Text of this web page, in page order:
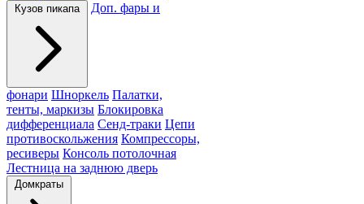
Кузов пикапа Доп. фары и
фонари Шноркель Палатки,
тенты, маркизы Блокировка
дифференциала Сенд-траки Цепи
противоскольжения Компрессоры,
ресиверы Консоль потолочная
Лестница на заднюю дверь
Домкраты